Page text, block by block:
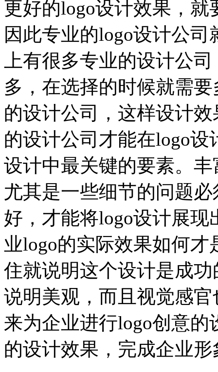
更好的logo设计效果，
因此专业的logo设计公
上有很多专业的设计公
多，在选择的时候就需
的设计公司，这样设计
的设计公司才能在logo
设计中最关键的要素。
尤其是一些细节的问题
好，才能将logo设计展
业logo的实际效果如何
住就说明这个设计是成
说明美观，而且视觉感
来为企业进行logo创意
的设计效果，完成企业